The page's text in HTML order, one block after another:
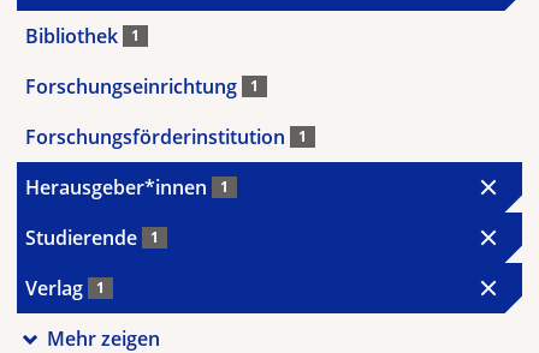
Bibliothek 1
Forschungseinrichtung 1
Forschungsförderinstitution 1
Herausgeber*innen 1
Studierende 1
Verlag 1
Mehr zeigen